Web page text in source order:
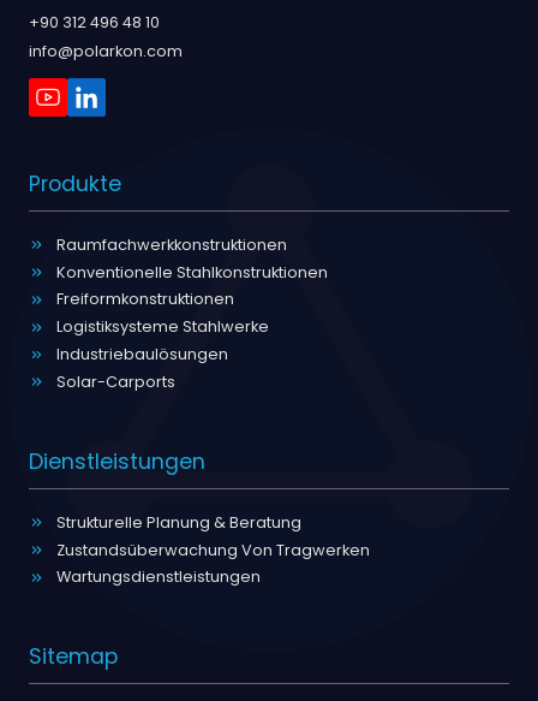
+90 312 496 48 10
info@polarkon.com
Produkte
Raumfachwerkkonstruktionen
Konventionelle Stahlkonstruktionen
Freiformkonstruktionen
Logistiksysteme Stahlwerke
Industriebaulösungen
Solar-Carports
Dienstleistungen
Strukturelle Planung & Beratung
Zustandsüberwachung Von Tragwerken
Wartungsdienstleistungen
Sitemap